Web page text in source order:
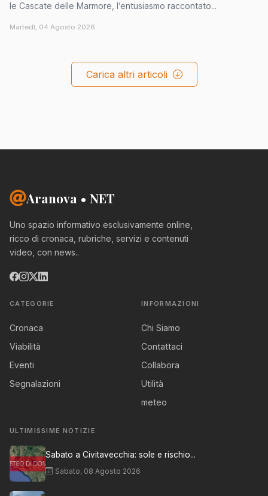
le Cascate delle Marmore, l’entusiasmo raccontato...
Martedì, 04 Agosto 2026
Carica altri articoli
Aranova • NET
Uno spazio informativo esclusivamente online,
ricco di cronaca, rubriche, servizi e contenuti
video, con news..
CATEGORIE
Cronaca
Viabilità
Eventi
Segnalazioni
INFORMAZIONI
Chi Siamo
Contattaci
Collabora
Utilità
meteo
ULTIMISSIME NOTIZIE
Sabato a Civitavecchia: sole e rischio...
Sabato, 08 Agosto 2026